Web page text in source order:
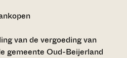
van de vergoeding van
gemeente Oud-Beijerland